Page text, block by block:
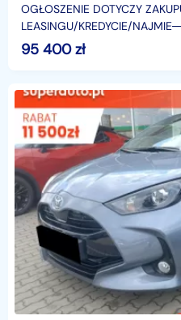
OGŁOSZENIE DOTYCZY
LEASINGU/KREDYCIE/
SUPERAUTO.PL?✔ Lider ryn
95 400zł